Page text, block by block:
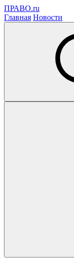
ПРАВО.ru
Главная Новости